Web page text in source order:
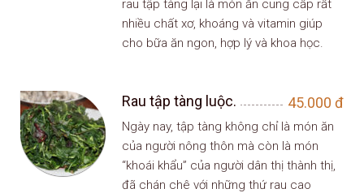
rau tập tàng lại là món ăn cung cấp rất
nhiều chất xơ, khoáng và vitamin giúp
cho bữa ăn ngon, hợp lý và khoa học.
45.000 đ
Rau tập tàng luộc.
Ngày nay, tập tàng không chỉ là món ăn
của người nông thôn mà còn là món
“khoái khẩu” của người dân thị thành thị,
đã chán chê với những thứ rau cao